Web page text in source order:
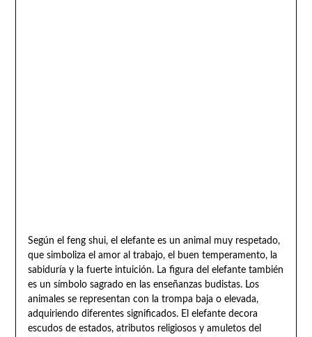
Según el feng shui, el elefante es un animal muy respetado,
que simboliza el amor al trabajo, el buen temperamento, la
sabiduría y la fuerte intuición. La figura del elefante también
es un símbolo sagrado en las enseñanzas budistas. Los
animales se representan con la trompa baja o elevada,
adquiriendo diferentes significados. El elefante decora
escudos de estados, atributos religiosos y amuletos del